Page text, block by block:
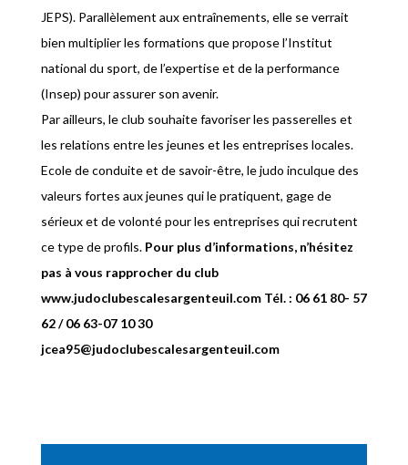
JEPS). Parallèlement aux entraînements, elle se verrait
bien multiplier les formations que propose l’Institut
national du sport, de l’expertise et de la performance
(Insep) pour assurer son avenir.
Par ailleurs, le club souhaite favoriser les passerelles et
les relations entre les jeunes et les entreprises locales.
Ecole de conduite et de savoir-être, le judo inculque des
valeurs fortes aux jeunes qui le pratiquent, gage de
sérieux et de volonté pour les entreprises qui recrutent
ce type de profils. Pour plus d’informations, n’hésitez
pas à vous rapprocher du club
www.judoclubescalesargenteuil.com Tél. : 06 61 80- 57
62 / 06 63-07 10 30
jcea95@judoclubescalesargenteuil.com